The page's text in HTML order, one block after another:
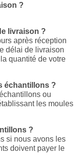
?
livraison ?
après réception
délai de livraison
quantité de votre
échantillons ?
ou
les moules
?
si nous avons les
doivent payer le